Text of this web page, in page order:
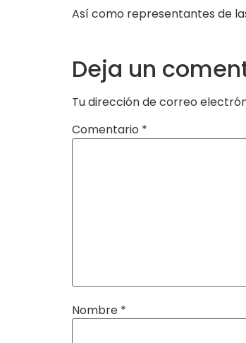
Así como representantes de
Deja un
Tu dirección de correo
Comentario *
Nombre *